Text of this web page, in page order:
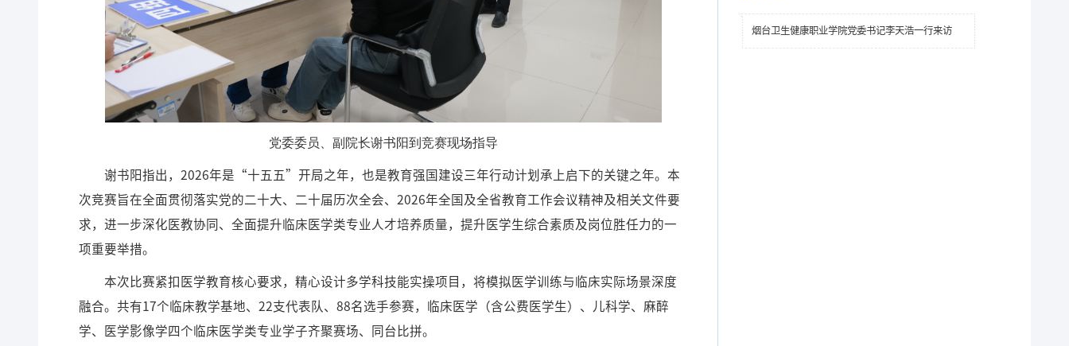
党委委员、副院长谢书阳到竞赛现场指导
谢书阳指出，2026年是“十五五”开局之年，也是教育强国建设三年行动计划承上启下的关键之年。本
次竞赛旨在全面贯彻落实党的二十大、二十届历次全会、2026年全国及全省教育工作会议精神及相关文件要
求，进一步深化医教协同、全面提升临床医学类专业人才培养质量，提升医学生综合素质及岗位胜任力的一
项重要举措。
本次比赛紧扣医学教育核心要求，精心设计多学科技能实操项目，将模拟医学训练与临床实际场景深度
融合。共有17个临床教学基地、22支代表队、88名选手参赛，临床医学（含公费医学生）、儿科学、麻醉
学、医学影像学四个临床医学类专业学子齐聚赛场、同台比拼。
烟台卫生健康职业学院党委书记李天浩一行来访